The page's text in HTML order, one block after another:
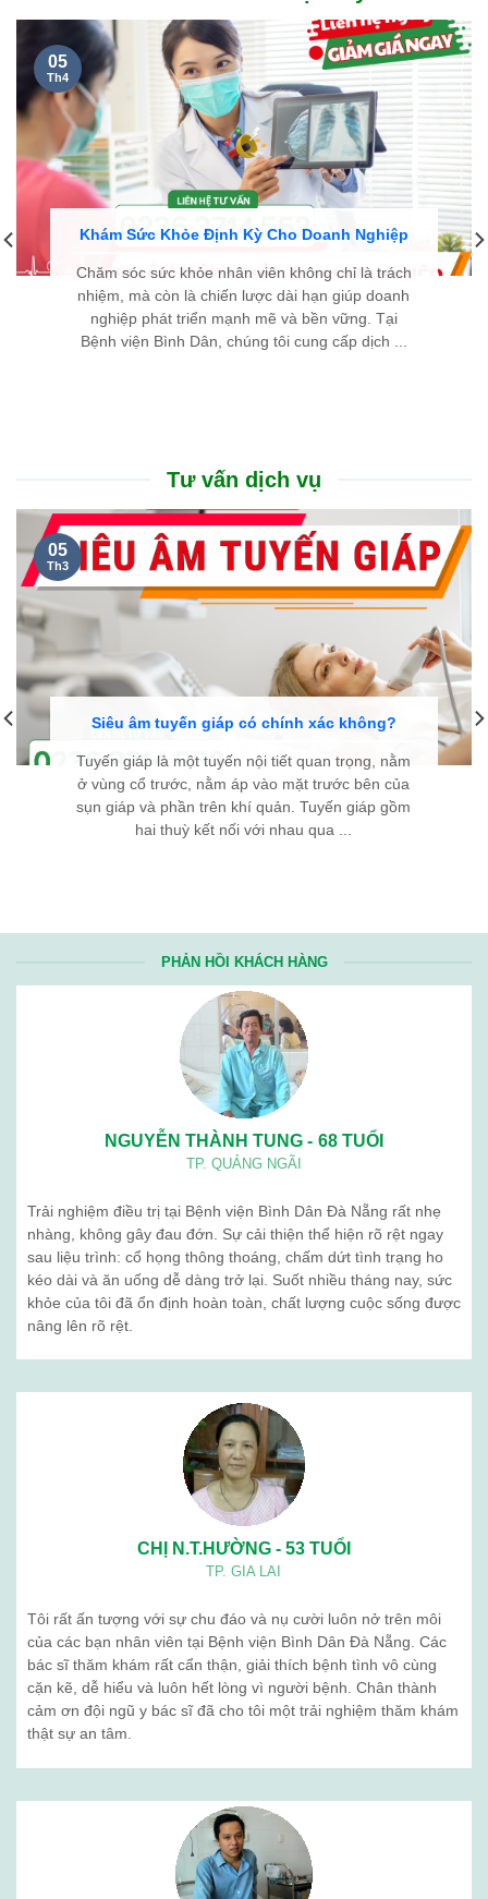
Khám Sức Khỏe Định Kỳ Cho Doanh Nghiệp
Chăm sóc sức khỏe nhân viên không chỉ là trách
nhiệm, mà còn là chiến lược dài hạn giúp doanh
nghiệp phát triển mạnh mẽ và bền vững. Tại
Bệnh viện Bình Dân, chúng tôi cung cấp dịch ...
05
Th4
Tư vấn dịch vụ
Siêu âm tuyến giáp có chính xác không?
Tuyến giáp là một tuyến nội tiết quan trọng, nằm
ở vùng cổ trước, nằm áp vào mặt trước bên của
sụn giáp và phần trên khí quản. Tuyến giáp gồm
hai thuỳ kết nối với nhau qua ...
05
Th3
PHẢN HỒI KHÁCH HÀNG
NGUYỄN THÀNH TUNG - 68 TUỔI
TP. QUẢNG NGÃI
Trải nghiệm điều trị tại Bệnh viện Bình Dân Đà Nẵng rất nhẹ
nhàng, không gây đau đớn. Sự cải thiện thể hiện rõ rệt ngay
sau liệu trình: cổ họng thông thoáng, chấm dứt tình trạng ho
kéo dài và ăn uống dễ dàng trở lại. Suốt nhiều tháng nay, sức
khỏe của tôi đã ổn định hoàn toàn, chất lượng cuộc sống được
nâng lên rõ rệt.
CHỊ N.T.HƯỜNG - 53 TUỔI
TP. GIA LAI
Tôi rất ấn tượng với sự chu đáo và nụ cười luôn nở trên môi
của các bạn nhân viên tại Bệnh viện Bình Dân Đà Nẵng. Các
bác sĩ thăm khám rất cẩn thận, giải thích bệnh tình vô cùng
cặn kẽ, dễ hiểu và luôn hết lòng vì người bệnh. Chân thành
cảm ơn đội ngũ y bác sĩ đã cho tôi một trải nghiệm thăm khám
thật sự an tâm.